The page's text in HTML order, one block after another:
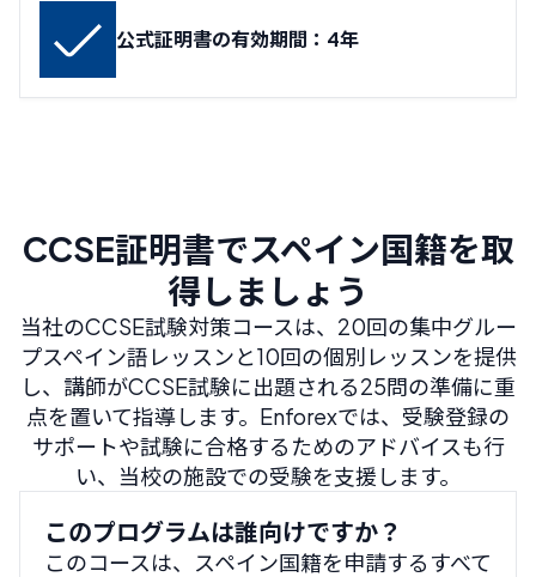
公式証明書の有効期間：4年
CCSE証明書でスペイン国籍を取
得しましょう
当社のCCSE試験対策コースは、20回の集中グルー
プスペイン語レッスンと10回の個別レッスンを提供
し、講師がCCSE試験に出題される25問の準備に重
点を置いて指導します。Enforexでは、受験登録の
サポートや試験に合格するためのアドバイスも行
い、当校の施設での受験を支援します。
このプログラムは誰向けですか？
このコースは、スペイン国籍を申請するすべて